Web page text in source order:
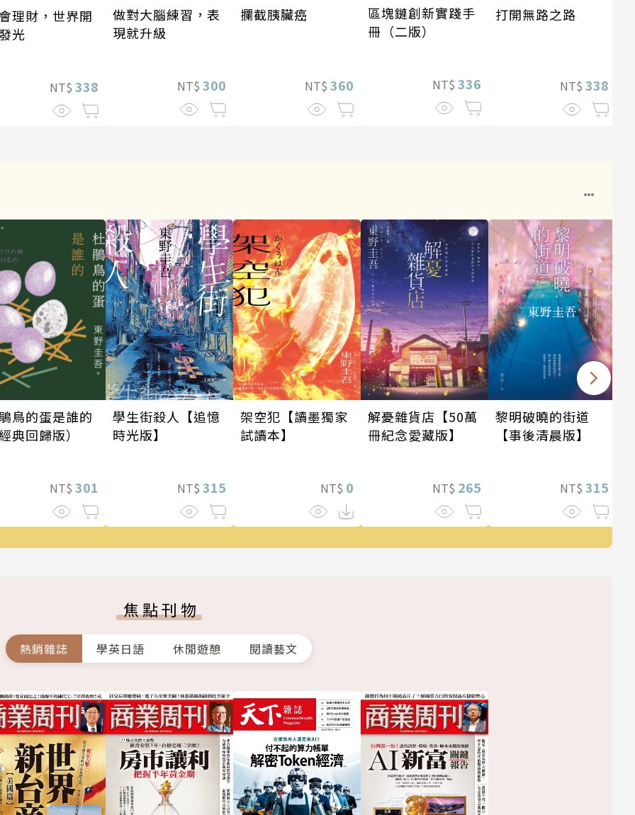
理財，世界開
光
NT$ 338
做對大腦練習，表
現就升級
NT$ 300
攔截胰臟癌
NT$ 360
區塊鏈創新實踐手
冊（二版）
NT$ 336
打開無路之路
NT$ 338
鳥的蛋是誰的
典回歸版）
NT$ 301
學生街殺人【追憶
時光版】
NT$ 315
架空犯【讀墨獨家
試讀本】
NT$ 0
解憂雜貨店【50萬
冊紀念愛藏版】
NT$ 265
黎明破曉的街道
【事後清晨版】
NT$ 315
焦點刊物
熱銷雜誌 學英日語 休閒遊憩 閱讀藝文